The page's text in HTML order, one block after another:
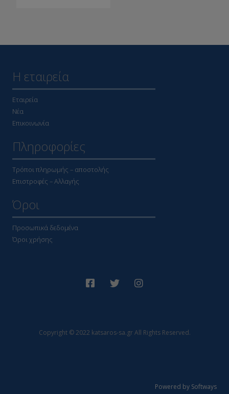
Η εταιρεία
Εταιρεία
Νέα
Επικοινωνία
Πληροφορίες
Τρόποι πληρωμής – αποστολής
Επιστροφές – Αλλαγής
Όροι
Προσωπικά δεδομένα
Όροι χρήσης
Copyright © 2022 katsaros-sa.gr All Rights Reserved.
Powered by Softways